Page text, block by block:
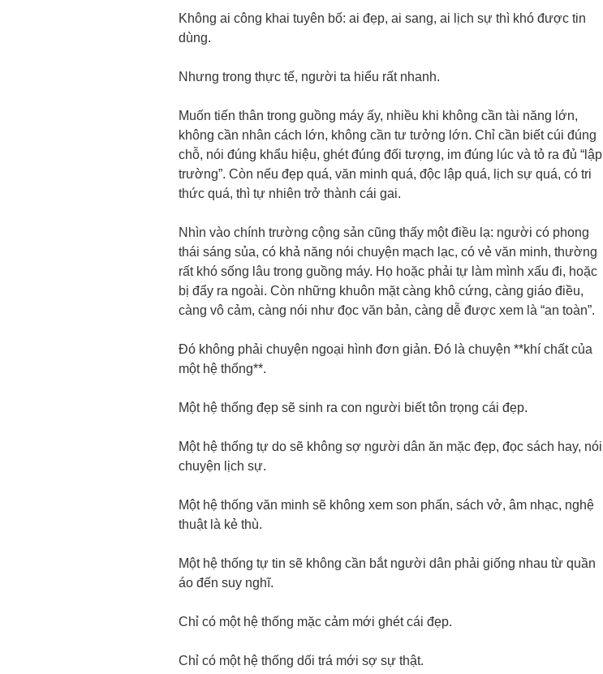
Không ai công khai tuyên bố: ai đẹp, ai sang, ai lịch sự thì khó được tin
dùng.
Nhưng trong thực tế, người ta hiểu rất nhanh.
Muốn tiến thân trong guồng máy ấy, nhiều khi không cần tài năng lớn,
không cần nhân cách lớn, không cần tư tưởng lớn. Chỉ cần biết cúi đúng
chỗ, nói đúng khẩu hiệu, ghét đúng đối tượng, im đúng lúc và tỏ ra đủ “lập
trường”. Còn nếu đẹp quá, văn minh quá, độc lập quá, lịch sự quá, có tri
thức quá, thì tự nhiên trở thành cái gai.
Nhìn vào chính trường cộng sản cũng thấy một điều lạ: người có phong
thái sáng sủa, có khả năng nói chuyện mạch lạc, có vẻ văn minh, thường
rất khó sống lâu trong guồng máy. Họ hoặc phải tự làm mình xấu đi, hoặc
bị đẩy ra ngoài. Còn những khuôn mặt càng khô cứng, càng giáo điều,
càng vô cảm, càng nói như đọc văn bản, càng dễ được xem là “an toàn”.
Đó không phải chuyện ngoại hình đơn giản. Đó là chuyện **khí chất của
một hệ thống**.
Một hệ thống đẹp sẽ sinh ra con người biết tôn trọng cái đẹp.
Một hệ thống tự do sẽ không sợ người dân ăn mặc đẹp, đọc sách hay, nói
chuyện lịch sự.
Một hệ thống văn minh sẽ không xem son phấn, sách vở, âm nhạc, nghệ
thuật là kẻ thù.
Một hệ thống tự tin sẽ không cần bắt người dân phải giống nhau từ quần
áo đến suy nghĩ.
Chỉ có một hệ thống mặc cảm mới ghét cái đẹp.
Chỉ có một hệ thống dối trá mới sợ sự thật.